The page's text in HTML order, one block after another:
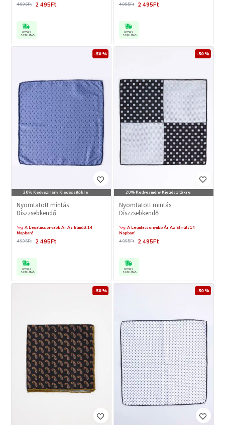
2 495Ft
4 995Ft
GYORS
SZÁLLÍTÁS
2 495Ft
4 995Ft
GYORS
SZÁLLÍTÁS
20% Kedvezmény Kiegészítőkre
-50 %
Nyomtatott mintás
Díszzsebkendő
A Legalacsonyabb Ár Az Elmúlt 14
Napban!
2 495Ft
4 995Ft
GYORS
SZÁLLÍTÁS
20% Kedvezmény Kiegészítőkre
-50 %
Nyomtatott mintás
Díszzsebkendő
A Legalacsonyabb Ár Az Elmúlt 14
Napban!
2 495Ft
4 995Ft
GYORS
SZÁLLÍTÁS
-50 % -50 %